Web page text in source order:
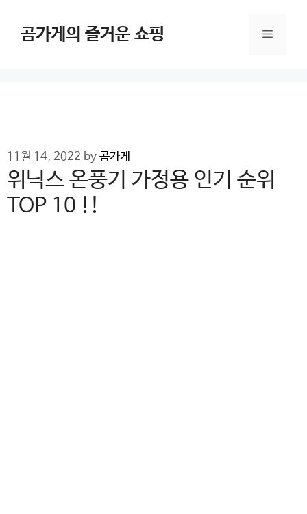
content곰가게의 즐거운 쇼핑 Menu
11월 14, 2022 by 곰가게
위닉스 온풍기 가정용 인기 순위
TOP 10 !!